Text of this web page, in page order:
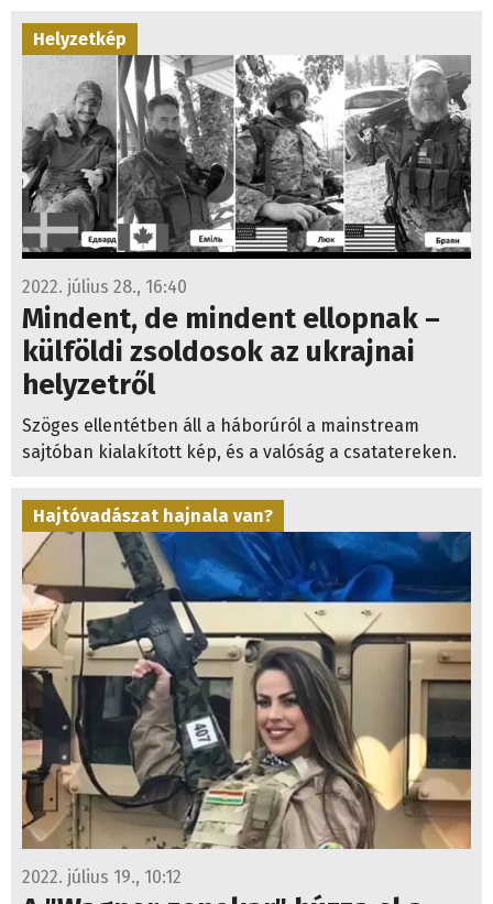
Helyzetkép
2022. július 28., 16:40
Mindent, de mindent ellopnak –
külföldi zsoldosok az ukrajnai
helyzetről
Szöges ellentétben áll a háborúról a mainstream
sajtóban kialakított kép, és a valóság a csatatereken.
Hajtóvadászat hajnala van?
2022. július 19., 10:12